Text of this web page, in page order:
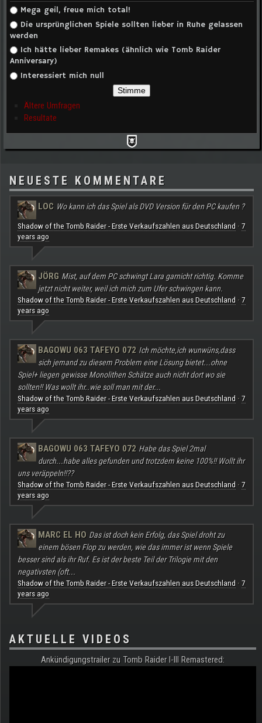
Auswahlmöglichkeiten
Mega geil, freue mich total!
Die ursprünglichen Spiele sollten lieber in Ruhe gelassen
werden
Ich hätte lieber Remakes (ähnlich wie Tomb Raider
Anniversary)
Interessiert mich null
Ältere Umfragen
Resultate
NEUESTE KOMMENTARE
LOC Wo kann ich das Spiel als DVD Version für den PC kaufen ?
Shadow of the Tomb Raider - Erste Verkaufszahlen aus Deutschland · 7
years ago
JÖRG Mist, auf dem PC schwingt Lara garnicht richtig. Komme
jetzt nicht weiter, weil ich mich zum Ufer schwingen kann.
Shadow of the Tomb Raider - Erste Verkaufszahlen aus Deutschland · 7
years ago
BAGOWU 063 TAFEYO 072 Ich möchte,ich wunwüns,dass
sich jemand zu diesem Problem eine Lösung bietet...ohne
Spiel+ liegen gewisse Monolithen Schätze auch nicht dort wo sie
sollten!! Was wollt ihr..wie soll man mit der...
Shadow of the Tomb Raider - Erste Verkaufszahlen aus Deutschland · 7
years ago
BAGOWU 063 TAFEYO 072 Habe das Spiel 2mal
durch...habe alles gefunden und trotzdem keine 100%!! Wollt ihr
uns veräppeln!!??
Shadow of the Tomb Raider - Erste Verkaufszahlen aus Deutschland · 7
years ago
MARC EL HO Das ist doch kein Erfolg, das Spiel droht zu
einem bösen Flop zu werden, wie das immer ist wenn Spiele
besser sind als ihr Ruf. Es ist der beste Teil der Trilogie mit den
negativsten (oft...
Shadow of the Tomb Raider - Erste Verkaufszahlen aus Deutschland · 7
years ago
AKTUELLE VIDEOS
Ankündigungstrailer zu Tomb Raider I-III Remastered: